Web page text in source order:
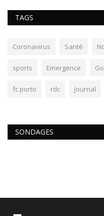
TAGS
Coronavirus Santé
sports Emergence
fc porto rdc Journal
SONDAGES